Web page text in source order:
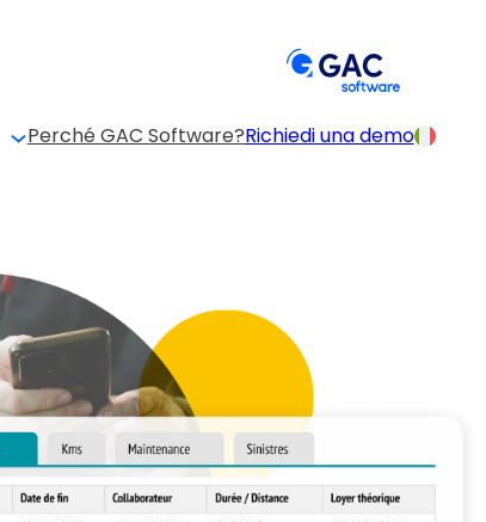
Perché GAC Software?Richiedi una demo